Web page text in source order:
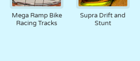
Mega Ramp Bike
Racing Tracks
Supra Drift and
Stunt